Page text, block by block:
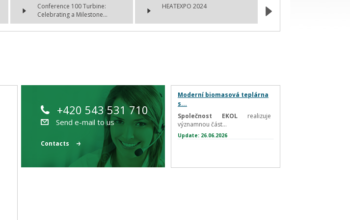
Conference 100 Turbine:
Celebrating a Milestone...
HEATEXPO 2024
+420 543 531 710
Send e-mail to us
Contacts
Moderní biomasová teplárna
s...
Společnost EKOL realizuje
významnou část...
Update: 26.06.2026